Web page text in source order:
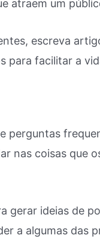
atraem um
escreva
para facilitar a
perguntas
nas coisas que
gerar ideias de
a algumas das